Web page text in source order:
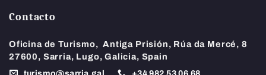
Contacto
Oficina de Turismo, Antiga Prisión, Rúa da Mercé, 8
27600, Sarria, Lugo, Galicia, Spain